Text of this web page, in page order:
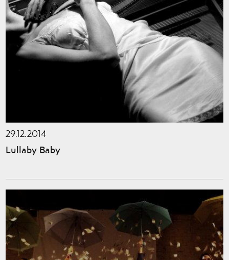
29.12.2014
Lullaby Baby